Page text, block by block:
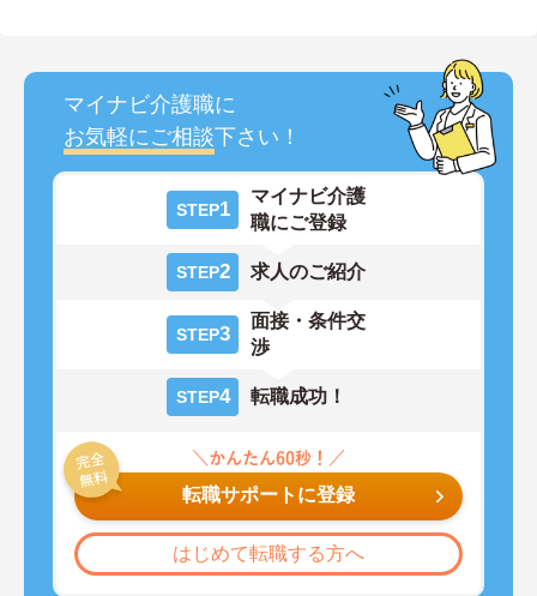
マイナビ介護職に
お気軽にご相談下さい！
STEP1
マイナビ介護
職にご登録
STEP2 求人のご紹介
STEP3
面接・条件交
渉
STEP4 転職成功！
転職サポートに登録
はじめて転職する方へ